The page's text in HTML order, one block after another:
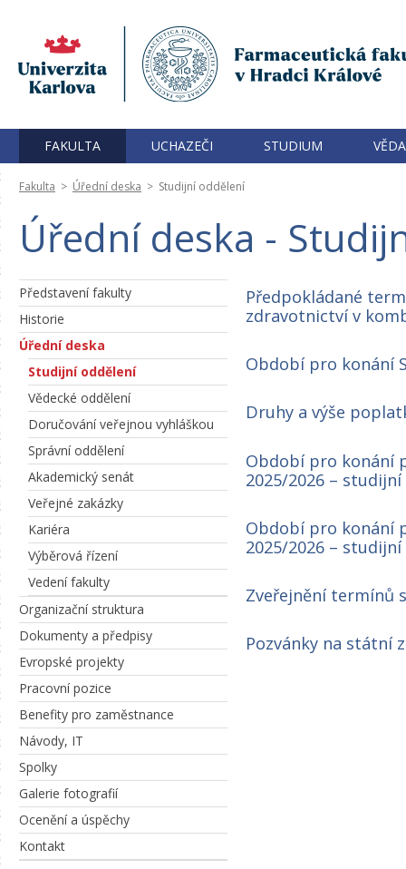
FAKULTA UCHAZEČI STUDIUM
Fakulta > Úřední deska > Studijní oddělení
Úřední deska -
Představení fakulty
Historie
Úřední deska
Studijní oddělení
Vědecké oddělení
Doručování veřejnou vyhláškou
Správní oddělení
Akademický senát
Veřejné zakázky
Kariéra
Výběrová řízení
Vedení fakulty
Organizační struktura
Dokumenty a předpisy
Evropské projekty
Pracovní pozice
Benefity pro zaměstnance
Návody, IT
Spolky
Galerie fotografií
Ocenění a úspěchy
Kontakt
Předpokládané
zdravotnictví v
Období pro konání
Druhy a výše
Období pro konání
2025/2026 –
Období pro konání
2025/2026 –
Zveřejnění termínů
Pozvánky na státní